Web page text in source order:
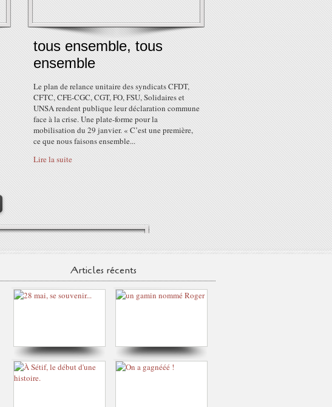
tous ensemble, tous
ensemble
Le plan de relance unitaire des syndicats CFDT,
CFTC, CFE-CGC, CGT, FO, FSU, Solidaires et
UNSA rendent publique leur déclaration commune
face à la crise. Une plate-forme pour la
mobilisation du 29 janvier. « C’est une première,
ce que nous faisons ensemble...
Lire la suite
Articles récents